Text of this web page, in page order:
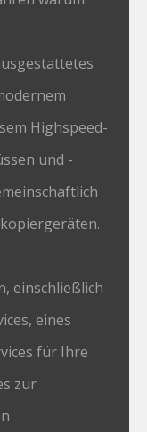
Highspeed-
und -
einschließlich
eines
für Ihre
zur